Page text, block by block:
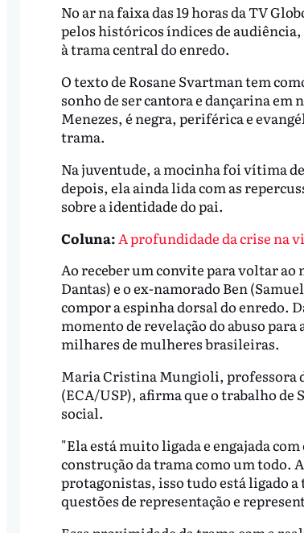
No ar na faixa das 19 horas da TV
pelos históricos índices de
à trama central do enredo.
O texto de Rosane Svartman tem
sonho de ser cantora e dançarina
Menezes, é negra, periférica e
trama.
Na juventude, a mocinha foi vítima
depois, ela ainda lida com as
sobre a identidade do pai.
Coluna: A profundidade da crise na
Ao receber um convite para voltar
Dantas) e o ex-namorado Ben
compor a espinha dorsal do enredo.
momento de revelação do abuso
milhares de mulheres brasileiras.
Maria Cristina Mungioli, professora
(ECA/USP), afirma que o trabalho
social.
"Ela está muito ligada e engajada
construção da trama como um todo.
protagonistas, isso tudo está ligado a
questões de representação e